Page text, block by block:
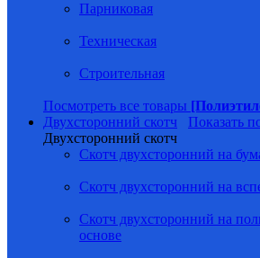
Парниковая
Техническая
Строительная
Посмотреть все товары
Двухсторонний скотч
Показать
Двухсторонний скотч
Скотч двухсторонний на
Скотч двухсторонний на
Скотч двухсторонний на
основе